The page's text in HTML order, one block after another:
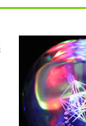
リシーを確
た。